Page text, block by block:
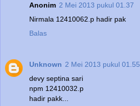
Anonim 2 Mei 2013 pukul 01.37
Nirmala 12410062.p hadir pak
Balas
Unknown 2 Mei 2013 pukul 01.55
devy septina sari
npm 12410032.p
hadir pakk...